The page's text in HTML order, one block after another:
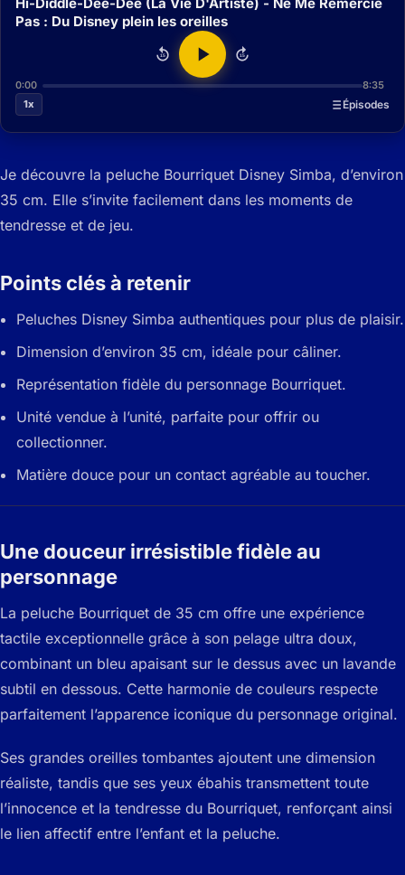
Pas : Du Disney plein les oreilles
15 15
0:00
8:35
1x
Épisodes
Je découvre la peluche Bourriquet Disney Simba, d’environ
35 cm. Elle s’invite facilement dans les moments de
tendresse et de jeu.
Points clés à retenir
Peluches Disney Simba authentiques pour plus de plaisir.
Dimension d’environ 35 cm, idéale pour câliner.
Représentation fidèle du personnage Bourriquet.
Unité vendue à l’unité, parfaite pour offrir ou
collectionner.
Matière douce pour un contact agréable au toucher.
Une douceur irrésistible fidèle au
personnage
La peluche Bourriquet de 35 cm offre une expérience
tactile exceptionnelle grâce à son pelage ultra doux,
combinant un bleu apaisant sur le dessus avec un lavande
subtil en dessous. Cette harmonie de couleurs respecte
parfaitement l’apparence iconique du personnage original.
Ses grandes oreilles tombantes ajoutent une dimension
réaliste, tandis que ses yeux ébahis transmettent toute
l’innocence et la tendresse du Bourriquet, renforçant ainsi
le lien affectif entre l’enfant et la peluche.